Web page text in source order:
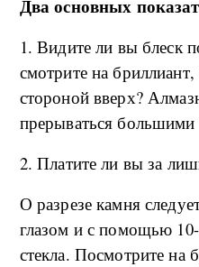
Два основных
1. Видите ли вы блеск
смотрите на
стороной вверх?
прерываться
2. Платите ли вы за
О разрезе камня
глазом и с помощью 10-
стекла. Посмотрите на